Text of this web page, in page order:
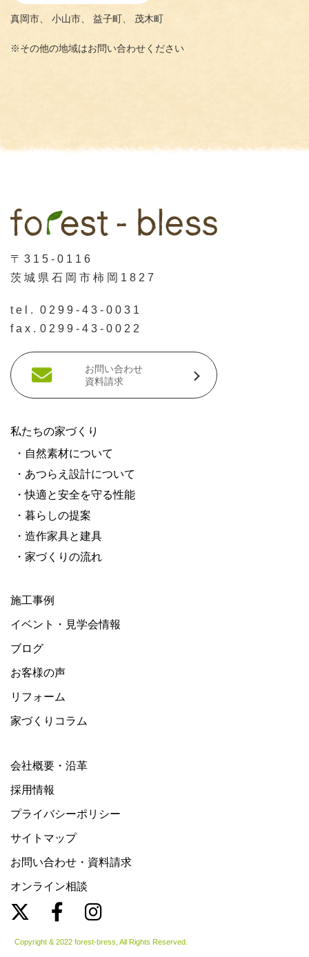
真岡市、 小山市、 益子町、 茂木町
※その他の地域はお問い合わせください
〒315-0116
茨城県石岡市柿岡1827
tel.
0299-43-0031
fax. 0299-43-0022
お問い合わせ
資料請求
私たちの家づくり
・自然素材について
・あつらえ設計について
・快適と安全を守る性能
・暮らしの提案
・造作家具と建具
・家づくりの流れ
施工事例
イベント・見学会情報
ブログ
お客様の声
リフォーム
家づくりコラム
会社概要・沿革
採用情報
プライバシーポリシー
サイトマップ
お問い合わせ・資料請求
オンライン相談
Copyright & 2022 forest-bress, All Rights Reserved.